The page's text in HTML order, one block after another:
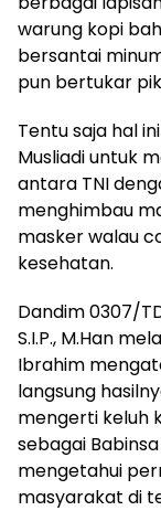
warung kopi
bersantai
pun bertukar
Tentu saja hal
Musliadi untuk
antara TNI
menghimbau
masker walau
kesehatan.
Dandim 0307/
S.I.P., M.Han
Ibrahim
langsung
mengerti keluh
sebagai
mengetahui
masyarakat di